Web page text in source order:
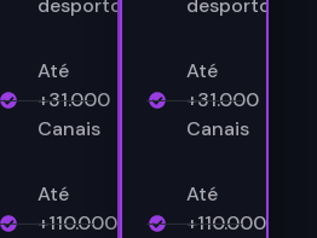
desporto
Até
+31.000
Canais
Até
+110.000
desporto
Até
+31.000
Canais
Até
+110.000